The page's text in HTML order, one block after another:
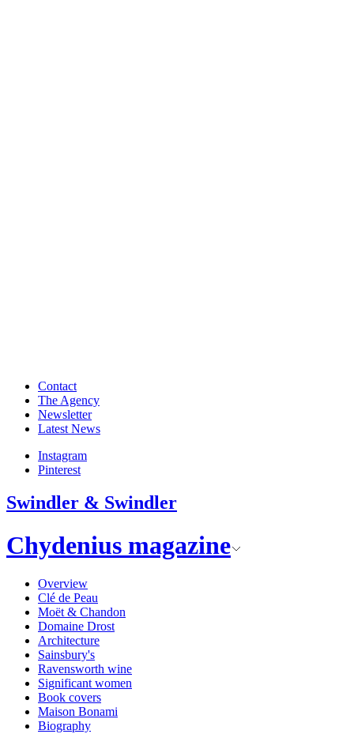
Contact
The Agency
Newsletter
Latest News
Instagram
Pinterest
Swindler & Swindler
Chydenius magazine
Overview
Clé de Peau
Moët & Chandon
Domaine Drost
Architecture
Sainsbury's
Ravensworth wine
Significant women
Book covers
Maison Bonami
Biography